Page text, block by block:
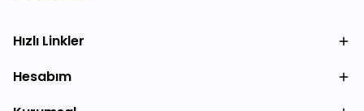
Hızlı Linkler
Hesabım